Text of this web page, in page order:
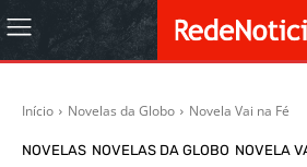
Início Novelas da Globo Novela Vai na Fé
NOVELAS NOVELAS DA GLOBO NOVELA